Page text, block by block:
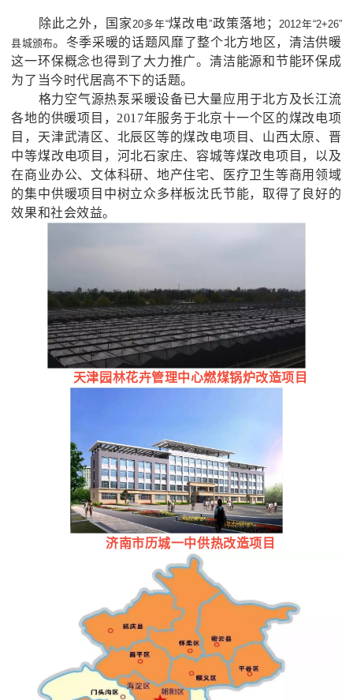
除此之外，国家20多年“煤改电”政策落地 ； 2012年“2+26”
县城颁布。 冬季采暖的话题风靡了整个北方地区， 清洁供暖
这一环保概念也得到了大力推广。清洁能源和节能环保成
为了当今时代居高不下的话题。
格力空气源热泵采暖设备已大量应用于北方及长江流
各地的供暖项目， 2017年服务于北京十一个区的煤改电项
目，天津武清区、北辰区等的煤改电项目、山西太原、晋
中等煤改电项目，河北石家庄、容城等煤改电项目，以及
在商业办公、文体科研、地产住宅、医疗卫生等商用领域
的集中供暖项目中树立众多样板沈氏节能，取得了良好的
效果和社会效益。
天津园林花卉管理中心燃煤锅炉改造项目
济南市历城一中供热改造项目